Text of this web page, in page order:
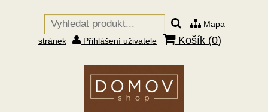
Mapa
stránek
Přihlášení uživatele Košík (0)